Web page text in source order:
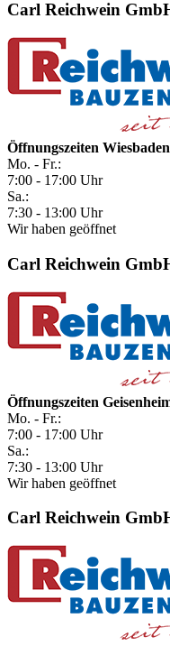
Carl Reichwein
Öffnungszeiten
Mo. - Fr.:
7:00 - 17:00 Uhr
Sa.:
7:30 - 13:00 Uhr
Wir haben geöffnet
Carl Reichwein
Öffnungszeiten
Mo. - Fr.:
7:00 - 17:00 Uhr
Sa.:
7:30 - 13:00 Uhr
Wir haben geöffnet
Carl Reichwein